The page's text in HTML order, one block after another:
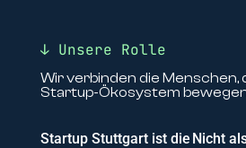
↓ Unsere Rolle
Wir verbinden die
Startup-Ökosystem
Startup Stuttgart ist die Nicht